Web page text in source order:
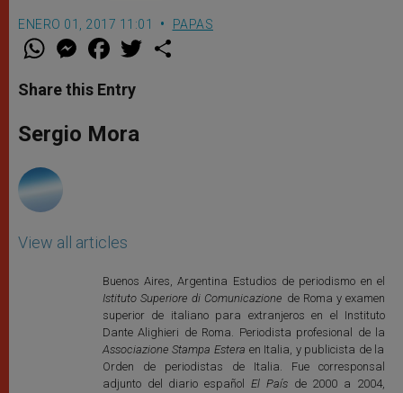
ENERO 01, 2017 11:01 PAPAS
W
t
s
p
p
M
e
s
e
g
e
F
a
e
b
o
k
w
Share this Entry
Sergio Mora
View all articles
Buenos Aires, Argentina Estudios de periodismo en el
Istituto Superiore di Comunicazione de Roma y examen
superior de italiano para extranjeros en el Instituto
Dante Alighieri de Roma. Periodista profesional de la
Associazione Stampa Estera en Italia, y publicista de la
Orden de periodistas de Italia. Fue corresponsal
adjunto del diario españolEl Paísde 2000 a 2004,